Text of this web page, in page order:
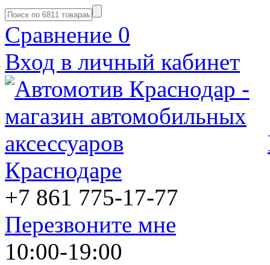
Сравнение 0
Вход в личный кабинет
Краснодаре
+7 861 775-17-77
Перезвоните мне
10:00-19:00